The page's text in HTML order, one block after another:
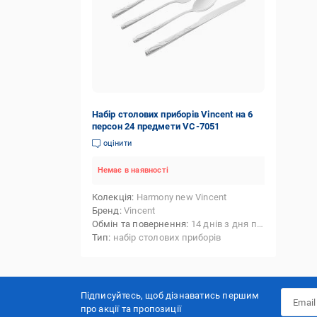
Набір столових приборів Vincent на 6
персон 24 предмети VC-7051
оцінити
Немає в наявності
Колекція Harmony new Vincent
Бренд Vincent
Обмін та повернення 14 днів з дня покупки
Тип набір столових приборів
Підписуйтесь, щоб дізнаватись першим
про акції та пропозиції